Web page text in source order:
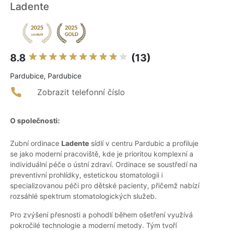
Ladente
8.8 (13)
Pardubice, Pardubice
Zobrazit telefonní číslo
O společnosti:
Zubní ordinace Ladente sídlí v centru Pardubic a profiluje
se jako moderní pracoviště, kde je prioritou komplexní a
individuální péče o ústní zdraví. Ordinace se soustředí na
preventivní prohlídky, estetickou stomatologii i
specializovanou péči pro dětské pacienty, přičemž nabízí
rozsáhlé spektrum stomatologických služeb.
Pro zvýšení přesnosti a pohodlí během ošetření využívá
pokročilé technologie a moderní metody. Tým tvoří